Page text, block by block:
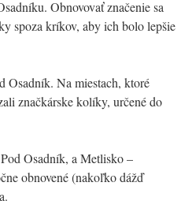
Obnovovať značenie sa
spoza kríkov, aby ich bolo lepšie
Osadník. Na miestach, ktoré
značkárske kolíky, určené do
Osadník, a Metlisko –
obnovené (nakoľko dážď